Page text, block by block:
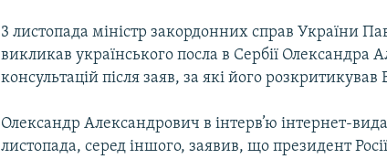
3 листопада міністр закордонних справ України
викликав українського посла в Сербії Олександра
консультацій після заяв, за які його розкритикував
Олександр Александрович в інтерв’ю інтернет-
листопада, серед іншого, заявив, що президент